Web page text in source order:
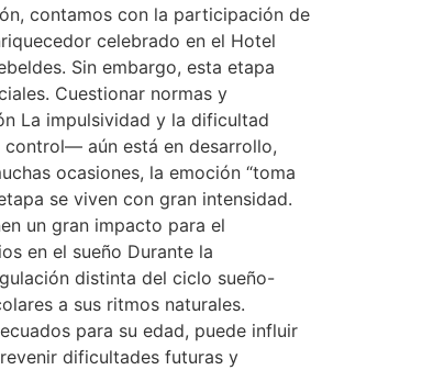
contamos con la participación de
celebrado en el Hotel
Sin embargo, esta etapa
Cuestionar normas y
La impulsividad y la dificultad
aún está en desarrollo,
ocasiones, la emoción “toma
se viven con gran intensidad.
un gran impacto para el
en el sueño Durante la
distinta del ciclo sueño-
a sus ritmos naturales.
para su edad, puede influir
dificultades futuras y